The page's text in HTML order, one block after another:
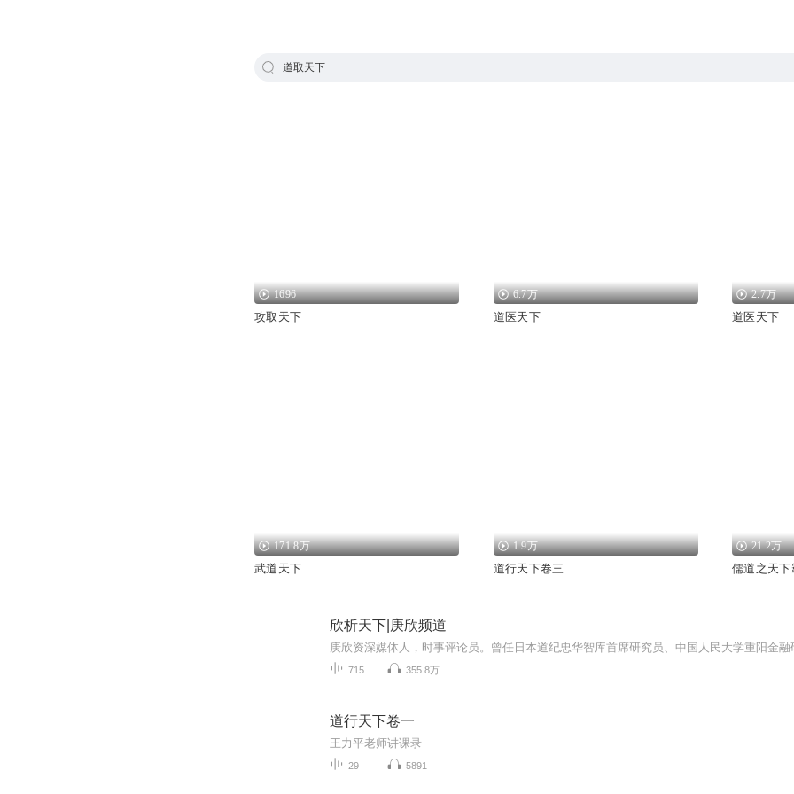
道取天下
1696
攻取天下
6.7万
道医天下
2.7万
道医天下
171.8万
武道天下
1.9万
道行天下卷三
21.2万
儒道之天下
欣析天下|庚欣频道
715 355.8万
道行天下卷一
王力平老师讲课录
29 5891